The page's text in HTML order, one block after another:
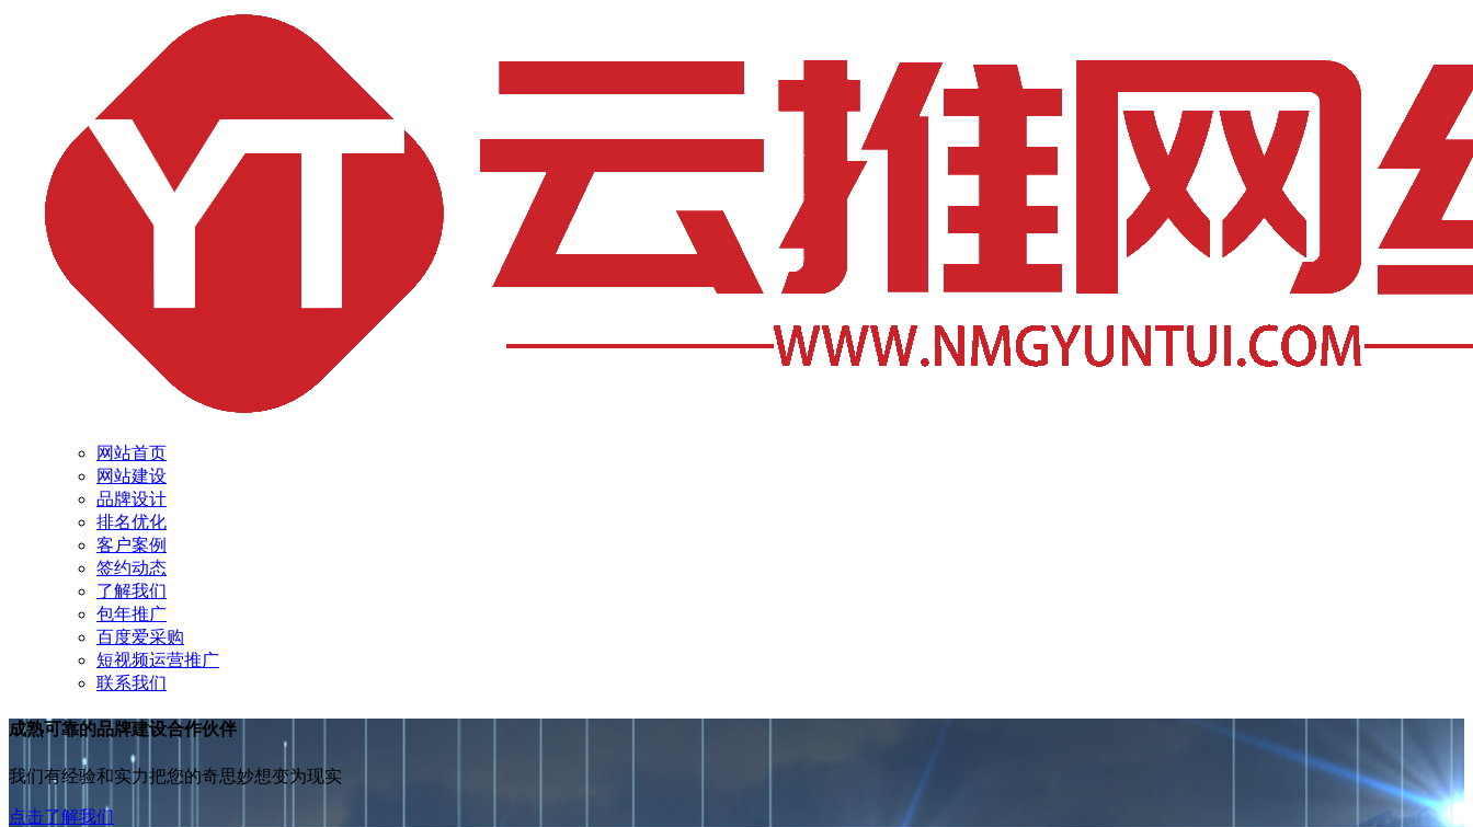
网站首页
网站建设
品牌设计
排名优化
客户案例
签约动态
了解我们
包年推广
百度爱采购
短视频运营推广
联系我们
成熟可靠的品牌建设合作伙伴
我们有经验和实力把您的奇思妙想变为现实
点击了解我们